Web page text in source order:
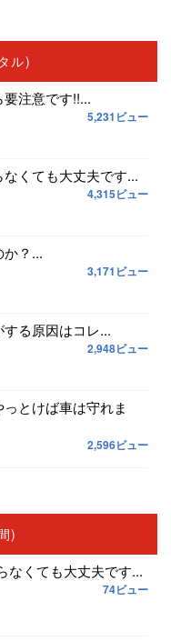
ル)
注意です!!...
5,231ビュー
くても大丈夫です...
4,315ビュー
か？...
3,171ビュー
る原因はコレ...
2,948ビュー
とけば車は守れま
2,596ビュー
)
なくても大丈夫です...
74ビュー